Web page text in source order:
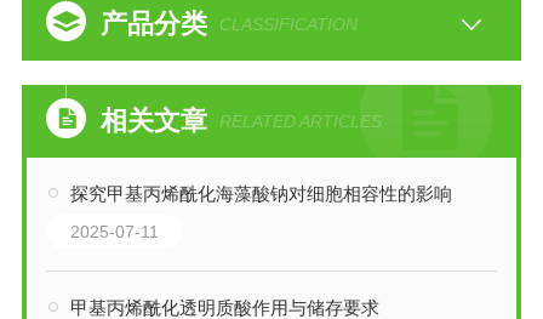
产品分类 CLASSIFICATION
相关文章 RELATED ARTICLES
探究甲基丙烯酰化海藻酸钠对细胞相容性的影响
2025-07-11
甲基丙烯酰化透明质酸作用与储存要求